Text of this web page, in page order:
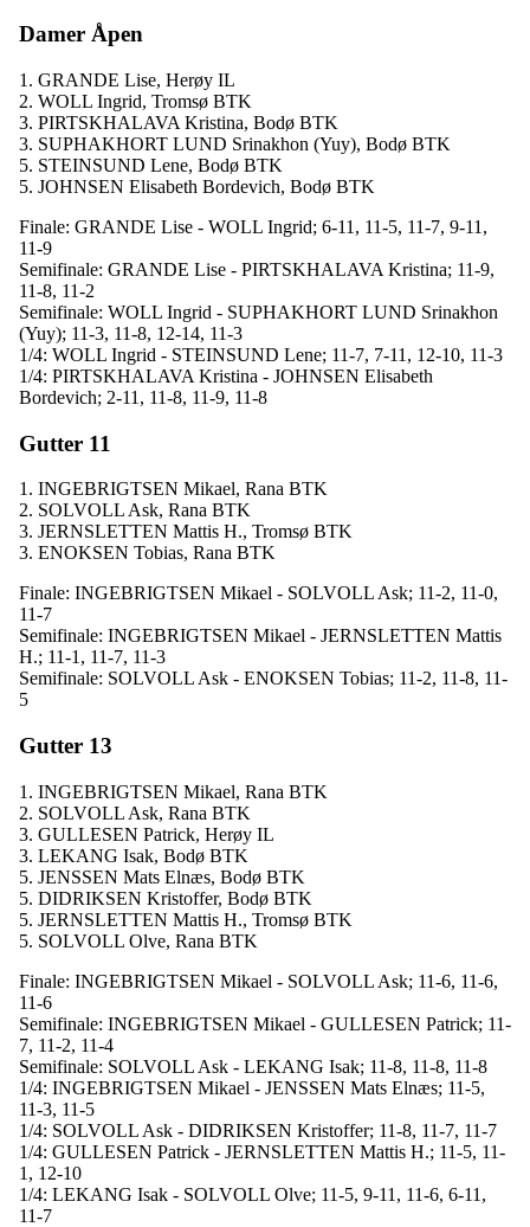
Damer Åpen
1. GRANDE Lise, Herøy IL
2. WOLL Ingrid, Tromsø BTK
3. PIRTSKHALAVA Kristina, Bodø BTK
3. SUPHAKHORT LUND Srinakhon (Yuy), Bodø BTK
5. STEINSUND Lene, Bodø BTK
5. JOHNSEN Elisabeth Bordevich, Bodø BTK
Finale: GRANDE Lise - WOLL Ingrid; 6-11, 11-5, 11-7, 9-11,
11-9
Semifinale: GRANDE Lise - PIRTSKHALAVA Kristina; 11-9,
11-8, 11-2
Semifinale: WOLL Ingrid - SUPHAKHORT LUND Srinakhon
(Yuy); 11-3, 11-8, 12-14, 11-3
1/4: WOLL Ingrid - STEINSUND Lene; 11-7, 7-11, 12-10, 11-3
1/4: PIRTSKHALAVA Kristina - JOHNSEN Elisabeth
Bordevich; 2-11, 11-8, 11-9, 11-8
Gutter 11
1. INGEBRIGTSEN Mikael, Rana BTK
2. SOLVOLL Ask, Rana BTK
3. JERNSLETTEN Mattis H., Tromsø BTK
3. ENOKSEN Tobias, Rana BTK
Finale: INGEBRIGTSEN Mikael - SOLVOLL Ask; 11-2, 11-0,
11-7
Semifinale: INGEBRIGTSEN Mikael - JERNSLETTEN Mattis
H.; 11-1, 11-7, 11-3
Semifinale: SOLVOLL Ask - ENOKSEN Tobias; 11-2, 11-8, 11-
5
Gutter 13
1. INGEBRIGTSEN Mikael, Rana BTK
2. SOLVOLL Ask, Rana BTK
3. GULLESEN Patrick, Herøy IL
3. LEKANG Isak, Bodø BTK
5. JENSSEN Mats Elnæs, Bodø BTK
5. DIDRIKSEN Kristoffer, Bodø BTK
5. JERNSLETTEN Mattis H., Tromsø BTK
5. SOLVOLL Olve, Rana BTK
Finale: INGEBRIGTSEN Mikael - SOLVOLL Ask; 11-6, 11-6,
11-6
Semifinale: INGEBRIGTSEN Mikael - GULLESEN Patrick; 11-
7, 11-2, 11-4
Semifinale: SOLVOLL Ask - LEKANG Isak; 11-8, 11-8, 11-8
1/4: INGEBRIGTSEN Mikael - JENSSEN Mats Elnæs; 11-5,
11-3, 11-5
1/4: SOLVOLL Ask - DIDRIKSEN Kristoffer; 11-8, 11-7, 11-7
1/4: GULLESEN Patrick - JERNSLETTEN Mattis H.; 11-5, 11-
1, 12-10
1/4: LEKANG Isak - SOLVOLL Olve; 11-5, 9-11, 11-6, 6-11,
11-7